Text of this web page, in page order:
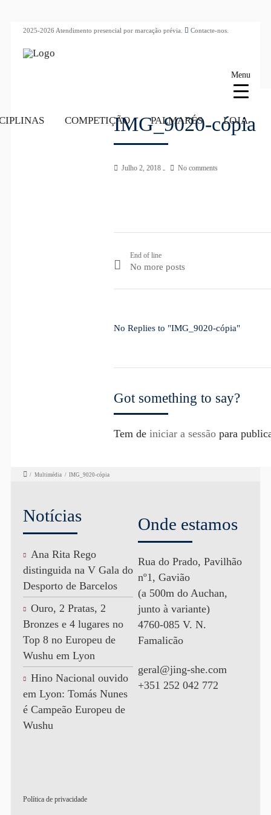
2025-2026 Atendimento presencial por marcação prévia. Contacte-nos.
COMPETIÇÃO PALMARÉS LOJA
IMG_9020-cópia
Julho 2, 2018 No comments
End of line
No more posts
No Replies to "IMG_9020-cópia"
Got something to say?
Tem de iniciar a sessãopara
/ Multimédia / IMG_9020-cópia
Notícias
Ana Rita Rego
distinguida na V Gala do
Desporto de Barcelos
Ouro, 2 Pratas, 2
Bronzes e 4 lugares no
Top 8 no Europeu de
Wushu em Lyon
Hino Nacional ouvido
em Lyon: Tomás Nunes
é Campeão Europeu de
Wushu
Onde estamos
Rua do Prado, Pavilhão
nº1, Gavião
(a 500m do Auchan,
junto à variante)
4760-085 V. N.
Famalicão
geral@jing-she.com
+351 252 042 772
Política de privacidade
Menu